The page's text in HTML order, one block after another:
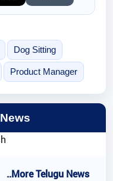
Dog Sitting
Product Manager
..More Telugu News